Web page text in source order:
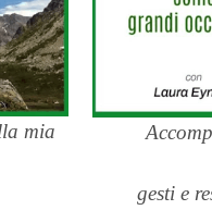
mia
gesti e